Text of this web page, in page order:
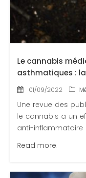
Le cannabis
asthmatiques :
01/09/2022
Une revue des
le cannabis a un
anti-inflammatoire
Read more.